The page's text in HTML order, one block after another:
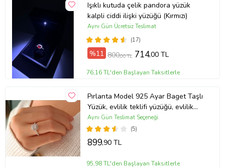
Işıklı kutuda çelik pandora yüzük
kalpli ciddi ilişki yüzüğü (Kırmızı)
(17)
Aynı Gün Ücretsiz Teslimat
%11 800,00 TL 714,00 TL
76,16 TL'den Başlayan Taksitlerle
Pırlanta Model 925 Ayar Baget Taşlı
Yüzük, evlilik teklifi yüzüğü, evlilik
teklifi, teklif yüzüğü, altın yüzük,
hediye yüzük, evlenme yüzüğü,
evlenme teklifi yüzüğü
(5)
Aynı Gün Teslimat Seçeneği
899,90 TL
95,98 TL'den Başlayan Taksitlerle